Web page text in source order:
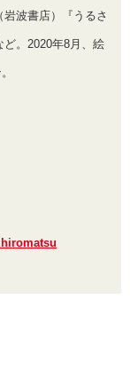
波書店）『うるさ
ど。2020年8月、絵